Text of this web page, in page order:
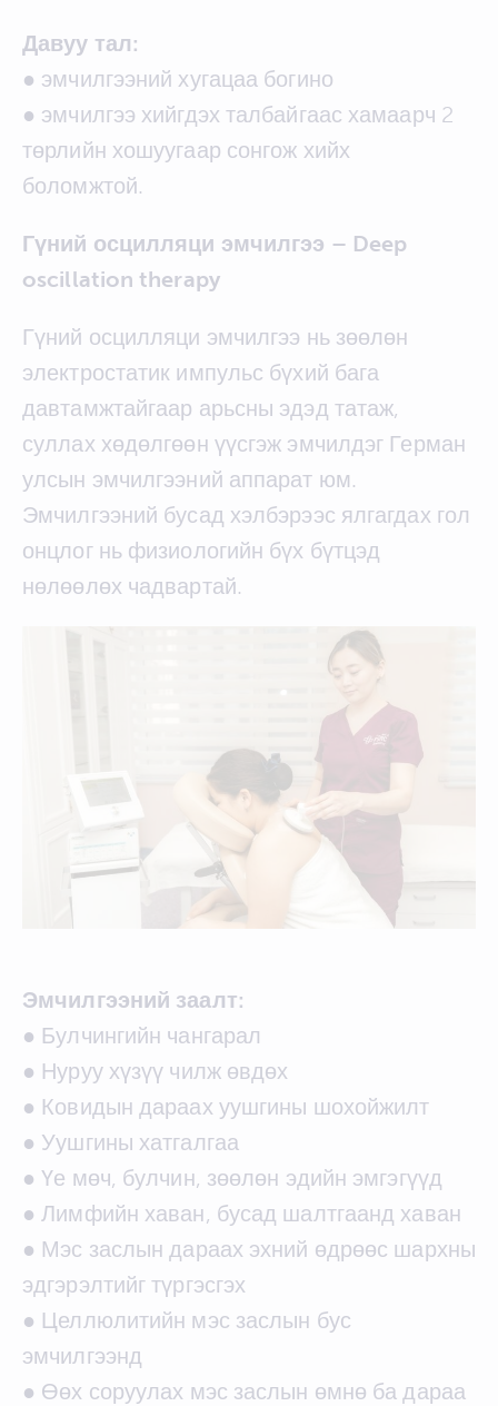
Давуу тал:
● эмчилгээний хугацаа богино
● эмчилгээ хийгдэх талбайгаас хамаарч 2
төрлийн хошуугаар сонгож хийх
боломжтой.
Гүний осцилляци эмчилгээ – Deep
oscillation therapy
Гүний осцилляци эмчилгээ нь зөөлөн
электростатик импульс бүхий бага
давтамжтайгаар арьсны эдэд татаж,
суллах хөдөлгөөн үүсгэж эмчилдэг Герман
улсын эмчилгээний аппарат юм.
Эмчилгээний бусад хэлбэрээс ялгагдах гол
онцлог нь физиологийн бүх бүтцэд
нөлөөлөх чадвартай.
Эмчилгээний заалт:
● Булчингийн чангарал
● Нуруу хүзүү чилж өвдөх
● Ковидын дараах уушгины шохойжилт
● Уушгины хатгалгаа
● Үе мөч, булчин, зөөлөн эдийн эмгэгүүд
● Лимфийн хаван, бусад шалтгаанд хаван
● Мэс заслын дараах эхний өдрөөс шархны
эдгэрэлтийг түргэсгэх
● Целлюлитийн мэс заслын бус
эмчилгээнд
● Өөх соруулах мэс заслын өмнө ба дараа